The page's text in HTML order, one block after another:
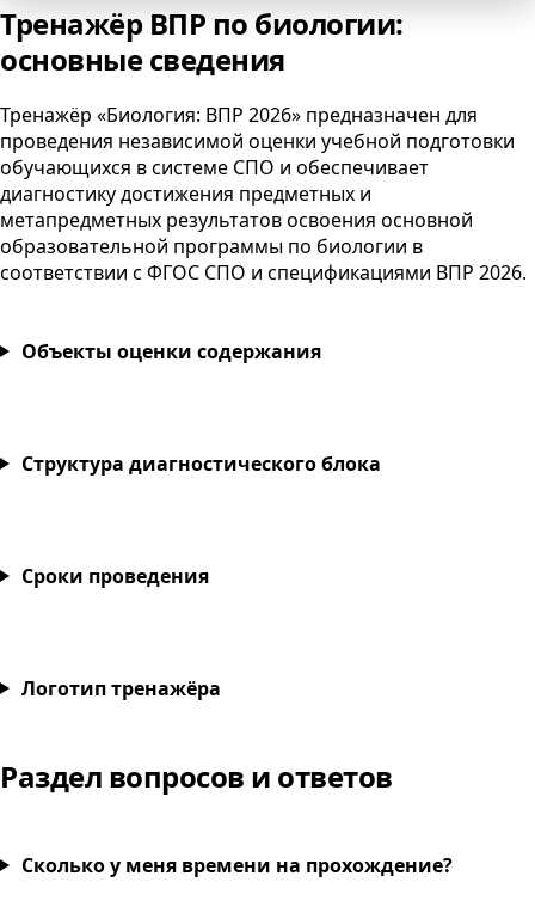
Тренажёр ВПР по биологии:
основные сведения
Тренажёр «Биология: ВПР 2026» предназначен для
проведения независимой оценки учебной подготовки
обучающихся в системе СПО и обеспечивает
диагностику достижения предметных и
метапредметных результатов освоения основной
образовательной программы по биологии в
соответствии с ФГОС СПО и спецификациями ВПР 2026.
Объекты оценки содержания
Структура диагностического блока
Сроки проведения
Логотип тренажёра
Раздел вопросов и ответов
Сколько у меня времени на прохождение?